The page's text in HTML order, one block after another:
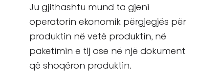
Ju gjithashtu mund ta gjeni
operatorin ekonomik përgjegjës për
produktin në vetë produktin, në
paketimin e tij ose në një dokument
që shoqëron produktin.